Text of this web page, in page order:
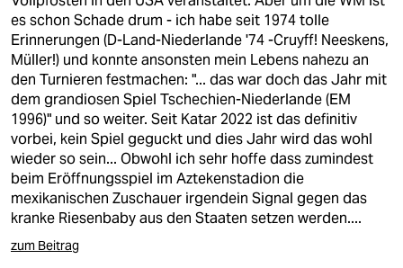
es schon Schade drum - ich habe seit 1974 tolle
Erinnerungen (D-Land-Niederlande '74 -Cruyff! Neeskens,
Müller!) und konnte ansonsten mein Lebens nahezu an
den Turnieren festmachen: "... das war doch das Jahr mit
dem grandiosen Spiel Tschechien-Niederlande (EM
1996)" und so weiter. Seit Katar 2022 ist das definitiv
vorbei, kein Spiel geguckt und dies Jahr wird das wohl
wieder so sein... Obwohl ich sehr hoffe dass zumindest
beim Eröffnungsspiel im Aztekenstadion die
mexikanischen Zuschauer irgendein Signal gegen das
kranke Riesenbaby aus den Staaten setzen werden....
zum Beitrag